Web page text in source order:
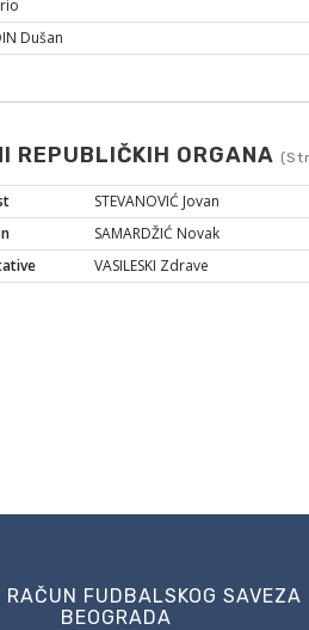
Dušan
REPUBLIČKIH ORGANA
STEVANOVIĆ Jovan
SAMARDŽIĆ Novak
VASILESKI Zdrave
RAČUN FUDBALSKOG SAVEZA
BEOGRADA